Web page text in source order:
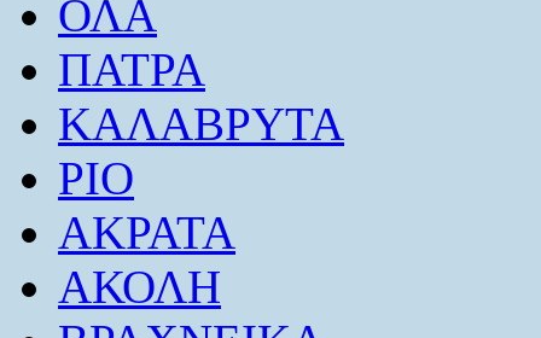
ΟΛΑ
ΠΑΤΡΑ
ΚΑΛΑΒΡΥΤΑ
ΡΙΟ
ΑΚΡΑΤΑ
ΑΚΟΛΗ